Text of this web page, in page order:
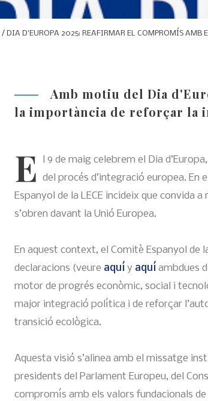
/ DIA D’EUROPA 2025: REAFIRMAR EL COMPROMÍS AMB
Amb motiu del Dia
la importància de reforçar la
E
l 9 de maig celebrem el Dia
del procés d’integració europea. En
Espanyol de la LECE incideix que
s’obren davant la Unió Europea.
En aquest context, el Comitè Espanyol de
declaracions (veure aquí y aquí ambdues
motor de progrés econòmic, social i
major integració política i de reforçar
transició ecològica.
Aquesta visió s’alinea amb el missatge
presidents del Parlament Europeu, del
compromís amb els valors fundacionals